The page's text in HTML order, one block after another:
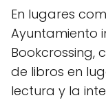
En lugares
Ayuntamiento
Bookcrossing,
de libros en
lectura y la